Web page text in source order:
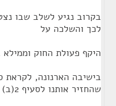
בקרוב נגיע לשלב שבו
לכך והשלכה על
היקף פעולת החוק
בישיבה הארנונה, לקראת
שהחזיר אותנו לסעיף 2(ב)